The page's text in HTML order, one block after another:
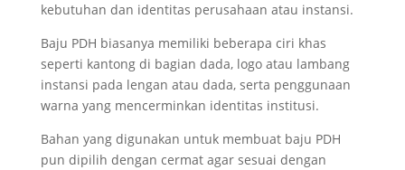
kebutuhan dan identitas perusahaan atau instansi.
Baju PDH biasanya memiliki beberapa ciri khas
seperti kantong di bagian dada, logo atau lambang
instansi pada lengan atau dada, serta penggunaan
warna yang mencerminkan identitas institusi.
Bahan yang digunakan untuk membuat baju PDH
pun dipilih dengan cermat agar sesuai dengan